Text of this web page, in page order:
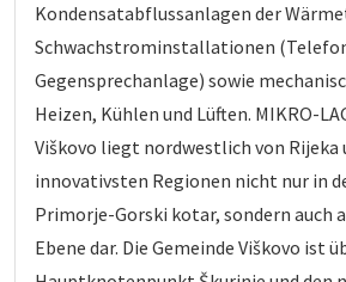
Kondensatabflussanlagen der
Schwachstrominstallationen
Gegensprechanlage) sowie
Heizen, Kühlen und Lüften. MIKRO-
Viškovo liegt nordwestlich von
innovativsten Regionen nicht nur in
Primorje-Gorski kotar, sondern auch
Ebene dar. Die Gemeinde Viškovo ist